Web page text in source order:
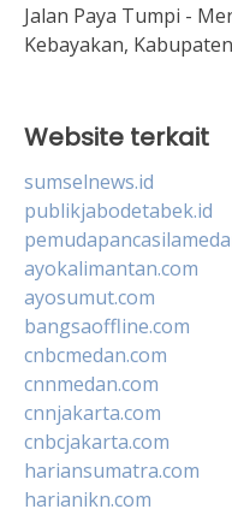
Jalan Paya Tumpi -
Kebayakan,
Website terkait
sumselnews.id
publikjabodetabek.id
ayokalimantan.com
ayosumut.com
bangsaoffline.com
cnbcmedan.com
cnnmedan.com
cnnjakarta.com
cnbcjakarta.com
hariansumatra.com
harianikn.com